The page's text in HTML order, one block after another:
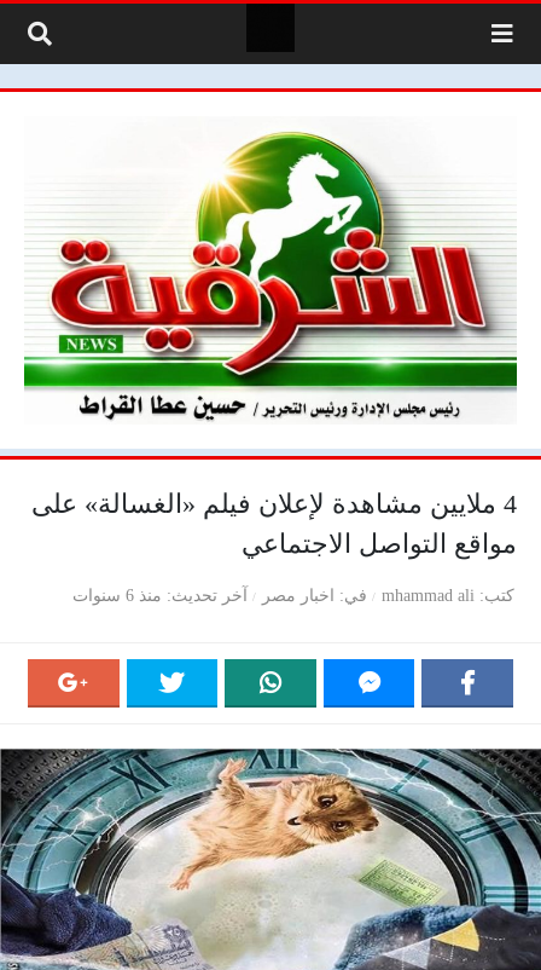
4 ملايين مشاهدة لإعلان فيلم «الغسالة» على
مواقع التواصل الاجتماعي
كتب mhammad ali في اخبار مصر آخر تحديث منذ 6 سنوات